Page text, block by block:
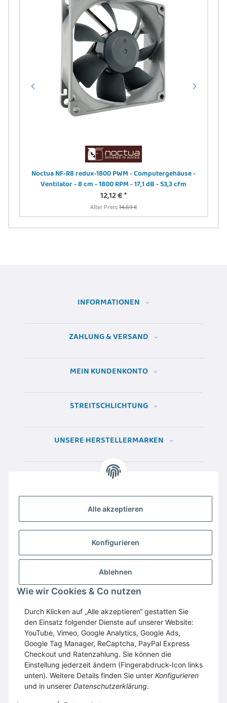
Alle akzeptieren
Konfigurieren
Ablehnen
Wie wir Cookies & Co nutzen
Durch Klicken auf „Alle akzeptieren“ gestatten Sie
den Einsatz folgender Dienste auf unserer Website:
YouTube, Vimeo, Google Analytics, Google Ads,
Google Tag Manager, ReCaptcha, PayPal Express
Checkout und Ratenzahlung. Sie können die
Einstellung jederzeit ändern (Fingerabdruck-Icon links
unten). Weitere Details finden Sie unter Konfigurieren
und in unserer Datenschutzerklärung.
Noctua NF-R8 redux-1800 PWM - Computergehäuse -
Ventilator - 8 cm - 1800 RPM - 17,1 dB - 53,3 cfm
12,12 €*
Alter Preis:14,69 €
INFORMATIONEN
ZAHLUNG & VERSAND
MEIN KUNDENKONTO
STREITSCHLICHTUNG
UNSERE HERSTELLERMARKEN
Wir empfehlenDomaintechnik.at:Hosting,
GESETZLICHE INFORMATIONEN
Vertrag widerrufen